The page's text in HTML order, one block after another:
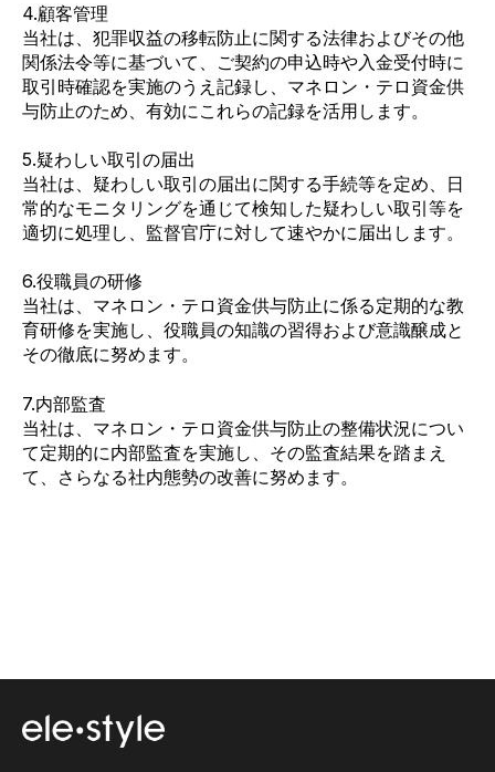
4.顧客管理
当社は、犯罪収益の移転防止に関する法律およびその他
関係法令等に基づいて、ご契約の申込時や入金受付時に
取引時確認を実施のうえ記録し、マネロン・テロ資金供
与防止のため、有効にこれらの記録を活用します。
5.疑わしい取引の届出
当社は、疑わしい取引の届出に関する手続等を定め、日
常的なモニタリングを通じて検知した疑わしい取引等を
適切に処理し、監督官庁に対して速やかに届出します。
6.役職員の研修
当社は、マネロン・テロ資金供与防止に係る定期的な教
育研修を実施し、役職員の知識の習得および意識醸成と
その徹底に努めます。
7.内部監査
当社は、マネロン・テロ資金供与防止の整備状況につい
て定期的に内部監査を実施し、その監査結果を踏まえ
て、さらなる社内態勢の改善に努めます。